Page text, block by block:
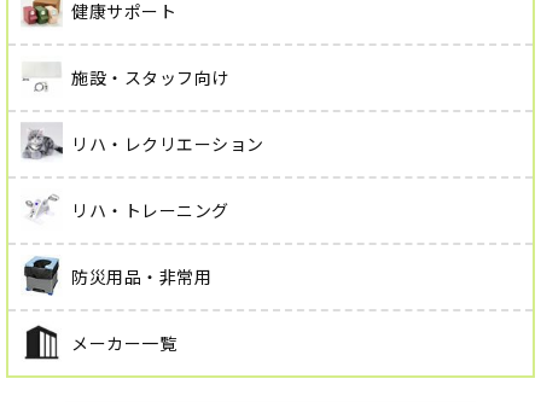
健康サポート
施設・スタッフ向け
リハ・レクリエーション
リハ・トレーニング
防災用品・非常用
メーカー一覧